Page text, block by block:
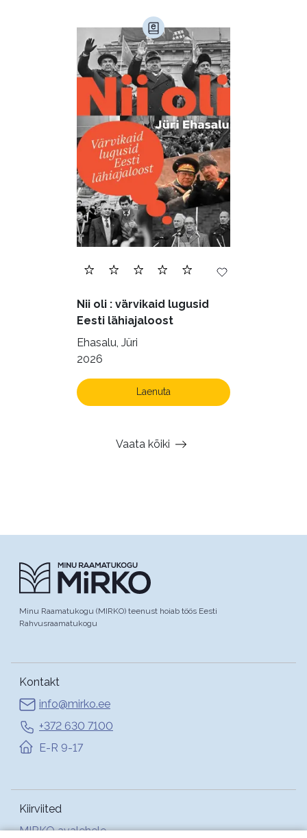
Nii oli : värvikaid lugusid
Eesti lähiajaloost
Ehasalu, Jüri
2026
Laenuta
Vaata kõiki
Minu Raamatukogu (MIRKO) teenust hoiab töös Eesti
Rahvusraamatukogu
Kontakt
info@mirko.ee
+372 630 7100
E-R 9-17
Kiirviited
MIRKO avalehele